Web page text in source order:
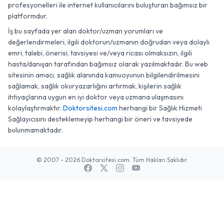
profesyonelleri ile internet kullanıcılarını buluşturan bağımsız bir
platformdur.
İş bu sayfada yer alan doktor/uzman yorumları ve
değerlendirmeleri, ilgili doktorun/uzmanın doğrudan veya dolaylı
emri, talebi, önerisi, tavsiyesi ve/veya ricası olmaksızın, ilgili
hasta/danışan tarafından bağımsız olarak yazılmaktadır. Bu web
sitesinin amacı, sağlık alanında kamuoyunun bilgilendirilmesini
sağlamak, sağlık okuryazarlığını artırmak, kişilerin sağlık
ihtiyaçlarına uygun en iyi doktor veya uzmana ulaşmasını
kolaylaştırmaktır. Doktorsitesi.com herhangi bir Sağlık Hizmeti
Sağlayıcısını desteklemeyip herhangi bir öneri ve tavsiyede
bulunmamaktadır.
© 2007 - 2026 Doktorsitesi.com. Tüm Hakları Saklıdır.